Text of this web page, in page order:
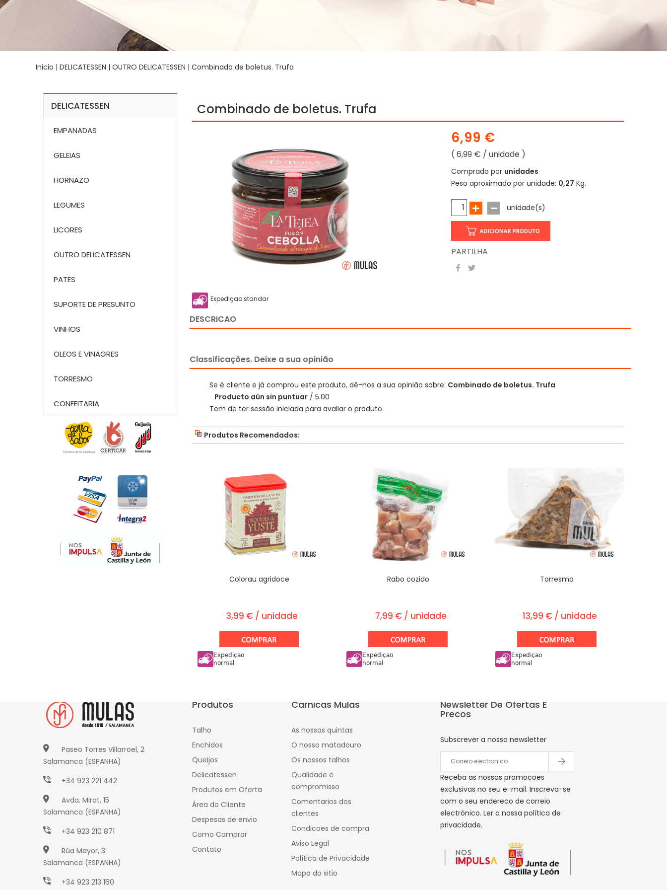
Inicio | DELICATESSEN | OUTRO DELICATESSEN | Combinado de boletus. Trufa
DELICATESSEN
EMPANADAS
GELEIAS
HORNAZO
LEGUMES
LICORES
OUTRO DELICATESSEN
PATES
SUPORTE DE PRESUNTO
VINHOS
OLEOS E VINAGRES
TORRESMO
CONFEITARIA
Combinado de boletus. Trufa
Expediçao standar
6,99 €
( 6,99 € / unidade )
Comprado por unidades
Peso aproximado por unidade: 0,27 Kg.
unidade(s)
PARTILHA
DESCRICAO
Classificações. Deixe a sua opinião
Se é cliente e já comprou este produto, dê-nos a sua opinião sobre: Combinado de boletus. Trufa
Producto aún sin puntuar / 5.00
Tem de ter sessão iniciada para avaliar o produto.
Produtos Recomendados:
Colorau agridoce
3,99 € / unidade
Expediçao
normal
Rabo cozido
7,99 € / unidade
Expediçao
normal
Torresmo
13,99 € / unidade
Expediçao
normal
Paseo Torres Villarroel, 2
Salamanca (ESPANHA)
+34 923 221 442
Avda. Mirat, 15
Salamanca (ESPANHA)
+34 923 210 871
Rúa Mayor, 3
Salamanca (ESPANHA)
+34 923 213 160
Produtos
Talho
Enchidos
Queijos
Delicatessen
Produtos em Oferta
Área do Cliente
Despesas de envio
Como Comprar
Contato
Cárnicas Mulas
As nossas quintas
O nosso matadouro
Os nossos talhos
Qualidade e
compromisso
Comentarios dos
clientes
Condicoes de compra
Aviso Legal
Política de Privacidade
Mapa do sitio
Newsletter De Ofertas E
Precos
Subscrever a nossa newsletter
Receba as nossas promocoes
exclusivas no seu e-mail. Inscreva-se
com o seu endereco de correio
electrónico. Ler a nossa política de
privacidade.